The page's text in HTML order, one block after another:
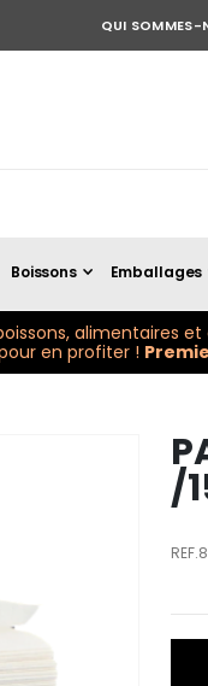
QUI SOMMES-
Boissons Emballages
alimentaires
en profiter !
/